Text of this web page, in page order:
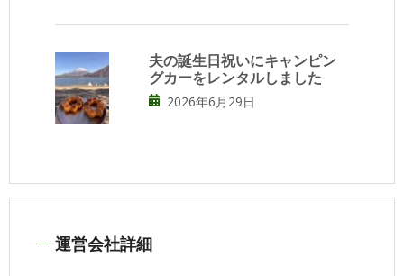
夫の誕生日祝いにキャンピン
グカーをレンタルしました
2026年6月29日
運営会社詳細